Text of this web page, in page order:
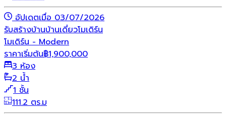
อัปเดตเมื่อ 03/07/2026
รับสร้างบ้านบ้านเดี่ยวโมเดิร์น
โมเดิร์น - Modern
ราคาเริ่มต้น฿1,900,000
3 ห้อง
2 น้ำ
1 ชั้น
111.2 ตร.ม